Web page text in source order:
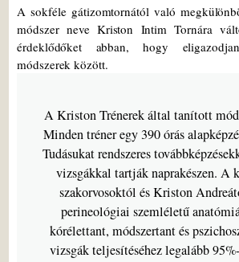
A sokféle gátizomtornától való
módszer neve Kriston Intim Tornára
érdeklődőket abban, hogy
módszerek között.
A Kriston Trénerek által tanított
Minden tréner egy 390 órás
Tudásukat rendszeres
vizsgákkal tartják naprakészen. A
szakorvosoktól és Kriston
perineológiai szemléletű
kórélettant, módszertant és
vizsgák teljesítéséhez legalább